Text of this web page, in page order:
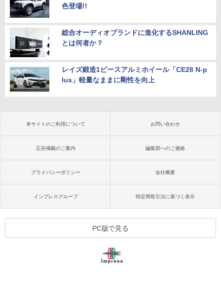
色登場!!
総合オーディオブランドに進化するSHANLING
とは何者か？
レイズ鍛造1ピースアルミホイール「CE28 N-p
lus」軽量なままに剛性を向上
本サイトのご利用について お問い合わせ
広告掲載のご案内 編集部へのご連絡
プライバシーポリシー 会社概要
インプレスグループ 特定商取引法に基づく表示
PC版で見る